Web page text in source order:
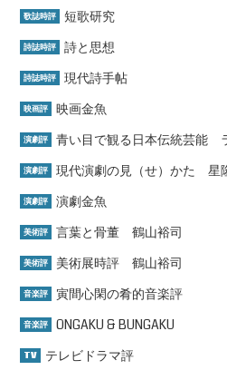
歌誌時評 短歌研究
詩誌時評 詩と思想
詩誌時評 現代詩手帖
映画評 映画金魚
演劇評 青い目で観る日本伝統芸能
演劇評 現代演劇の見（せ）かた 星
演劇評 演劇金魚
美術評 言葉と骨董 鶴山裕司
美術評 美術展時評 鶴山裕司
音楽評 寅間心閑の肴的音楽評
音楽評 ONGAKU & BUNGAKU
TV テレビドラマ評